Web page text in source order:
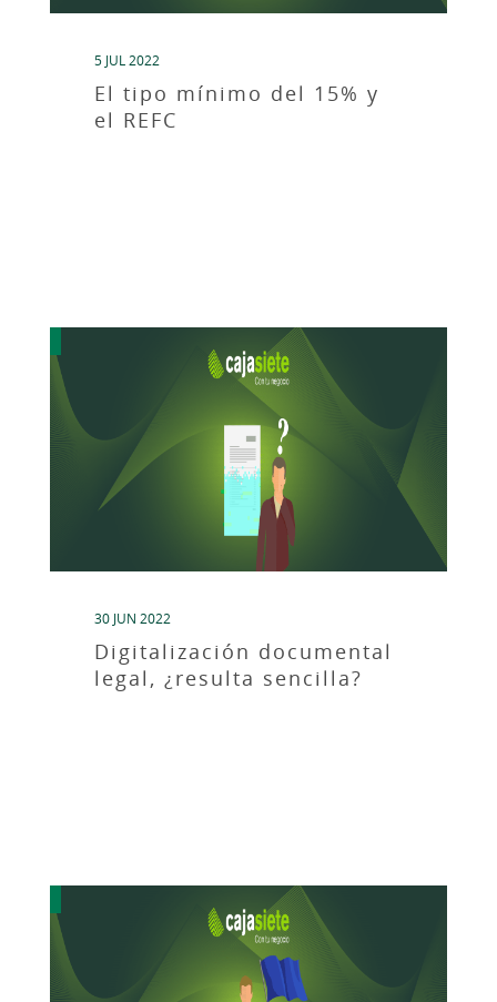
5 JUL 2022
El tipo mínimo del 15% y
el REFC
30 JUN 2022
Digitalización documental
legal, ¿resulta sencilla?